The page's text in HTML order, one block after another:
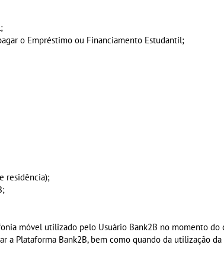
o Empréstimo ou Financiamento Estudantil;
residência);
móvel utilizado pelo Usuário Bank2B no momento do
a Plataforma Bank2B, bem como quando da utilização